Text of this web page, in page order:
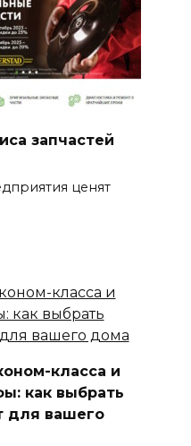
запчастей
ценят
класса и
как выбрать
для вашего